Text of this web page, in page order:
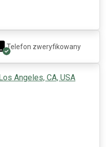
Telefon zweryfikowany
Angeles, CA, USA